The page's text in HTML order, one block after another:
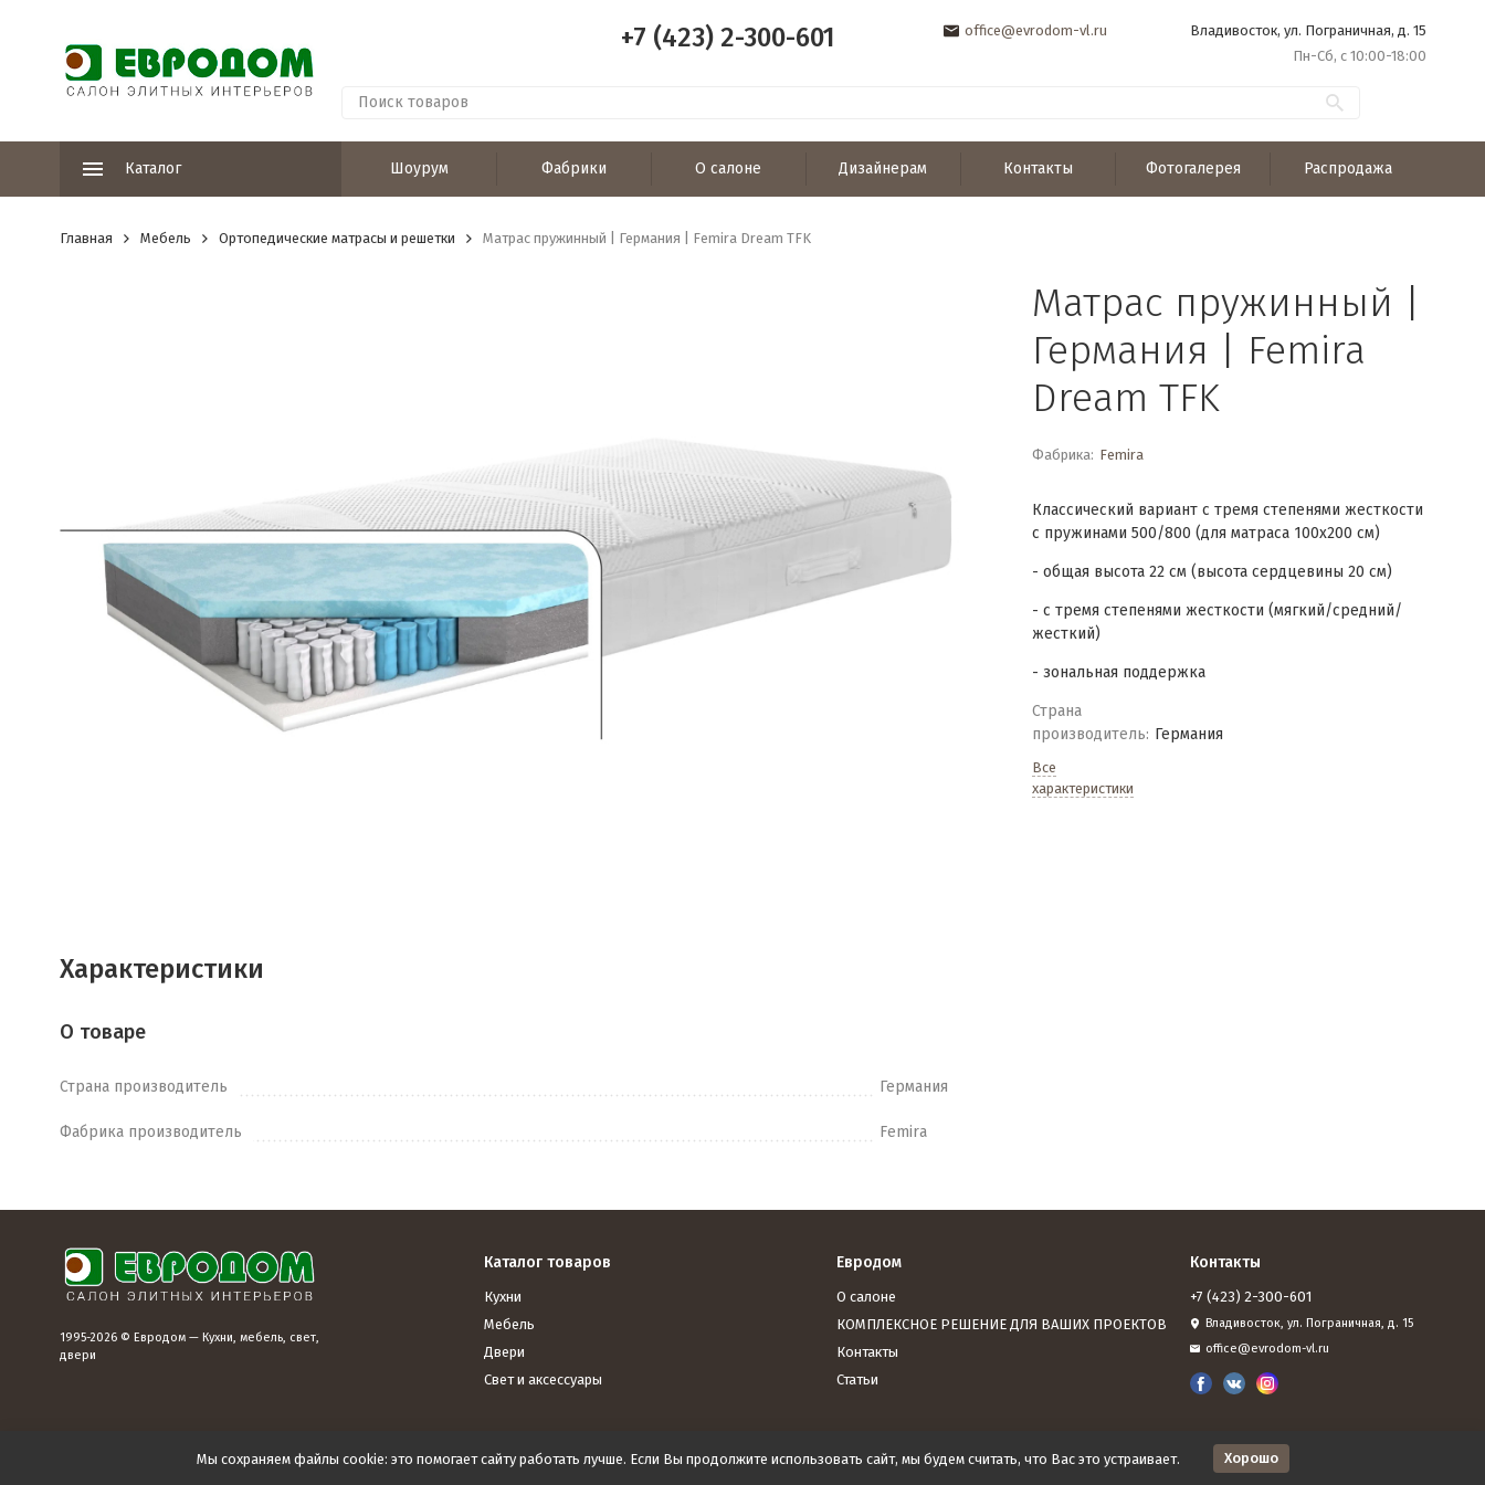
+7 (423) 2-300-601 office@evrodom-vl.ru
Владивосток, ул. Пограничная, д. 15
Пн-Сб, с 10:00-18:00
Каталог Шоурум Фабрики О салоне Дизайнерам Контакты Фотогалерея Распродажа
Главная Мебель Ортопедические матрасы и решетки Матрас пружинный | Германия | Femira Dream TFK
Матрас пружинный |
Германия | Femira
Dream TFK
Фабрика: Femira
Классический вариант с тремя степенями жесткости
с пружинами 500/800 (для матраса 100х200 см)
- общая высота 22 см (высота сердцевины 20 см)
- с тремя степенями жесткости (мягкий/средний/
жесткий)
- зональная поддержка
Страна
производитель: Германия
Все
характеристики
Характеристики
О товаре
Страна производитель Германия
Фабрика производитель Femira
1995-2026 © Евродом — Кухни, мебель, свет,
двери
Каталог товаров
Кухни
Мебель
Двери
Свет и аксессуары
Евродом
О салоне
КОМПЛЕКСНОЕ РЕШЕНИЕ ДЛЯ ВАШИХ ПРОЕКТОВ
Контакты
Статьи
Контакты
+7 (423) 2-300-601
Владивосток, ул. Пограничная, д. 15
office@evrodom-vl.ru
Мы сохраняем файлы cookie: это помогает сайту работать лучше. Если Вы продолжите использовать сайт, мы будем считать, что Вас это устраивает. Хорошо